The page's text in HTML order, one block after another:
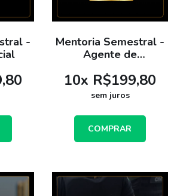
-
Mentoria Semestral -
Agente de
PCSP - Ensino Médio
10x R$199,80
sem juros
COMPRAR